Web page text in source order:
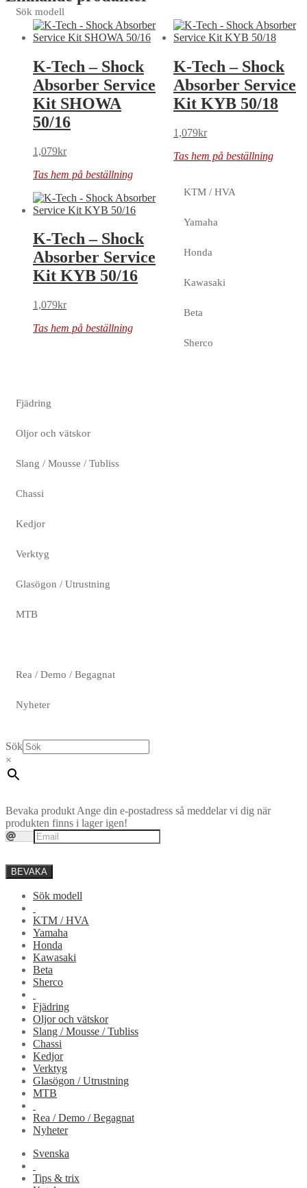
K-Tech – Shock
Absorber Service
Kit SHOWA
50/16
1,079kr
Tas hem på beställning
K-Tech – Shock
Absorber Service
Kit KYB 50/18
1,079kr
Tas hem på beställning
K-Tech – Shock
Absorber Service
Kit KYB 50/16
1,079kr
Tas hem på beställning
Sök modell
KTM / HVA
Yamaha
Honda
Kawasaki
Beta
Sherco
Fjädring
Oljor och vätskor
Slang / Mousse / Tubliss
Chassi
Kedjor
Verktyg
Glasögon / Utrustning
MTB
Rea / Demo / Begagnat
Nyheter
Sök
×
Bevaka produkt Ange din e-postadress så meddelar vi dig när
produkten finns i lager igen!
BEVAKA
Sök modell
KTM / HVA
Yamaha
Honda
Kawasaki
Beta
Sherco
Fjädring
Oljor och vätskor
Slang / Mousse / Tubliss
Chassi
Kedjor
Verktyg
Glasögon / Utrustning
MTB
Rea / Demo / Begagnat
Nyheter
Svenska
Tips & trix